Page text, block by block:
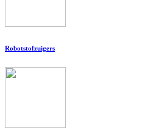
Robotstofzuigers